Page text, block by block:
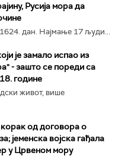
Русија мора да
дан. Најмање 17 људи...
је замало испао из
- зашто се пореди са
године
живот, више
од договора о
jеменска војска гађала
у Црвеном мору